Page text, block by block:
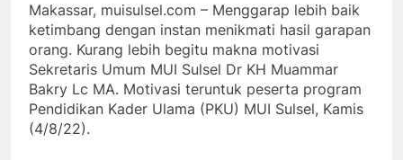
Makassar, muisulsel.com – Menggarap lebih baik
ketimbang dengan instan menikmati hasil garapan
orang. Kurang lebih begitu makna motivasi
Sekretaris Umum MUI Sulsel Dr KH Muammar
Bakry Lc MA. Motivasi teruntuk peserta program
Pendidikan Kader Ulama (PKU) MUI Sulsel, Kamis
(4/8/22).